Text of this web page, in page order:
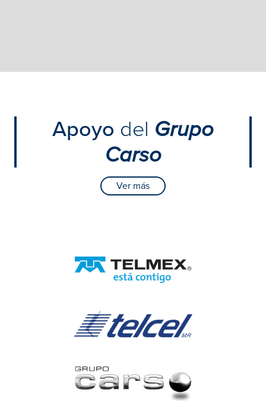
Apoyo del Grupo
Carso
Ver más